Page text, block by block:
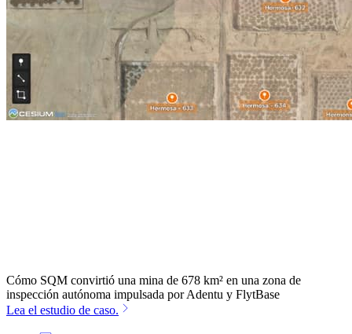
Cómo SQM convirtió una mina de 678 km² en una zona de
inspección autónoma impulsada por Adentu y FlytBase
Lea el estudio de caso.